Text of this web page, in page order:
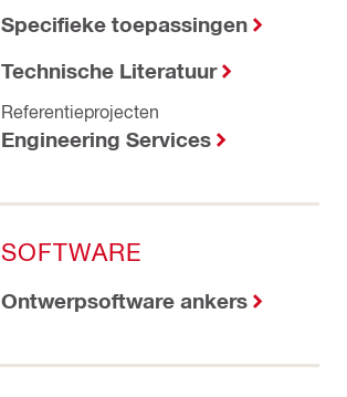
Specifieke toepassingen
Technische Literatuur
Referentieprojecten
Engineering Services
SOFTWARE
Ontwerpsoftware ankers